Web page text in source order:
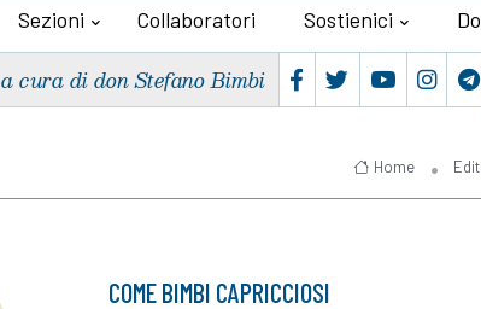
Sezioni Collaboratori Sostienici
a cura di don Stefano Bimbi
Home
COME BIMBI CAPRICCIOSI